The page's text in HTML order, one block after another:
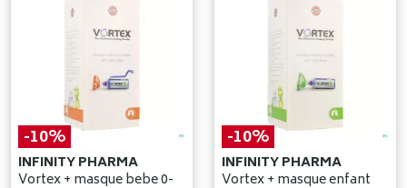
-10%
INFINITY PHARMA
Vortex + masque bebe 0-
-10%
INFINITY PHARMA
Vortex + masque enfant